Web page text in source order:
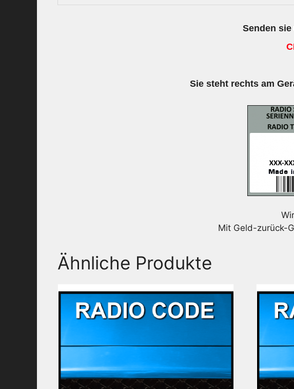
Senden
Sie steht rechts am
Mit Geld-zurück-
Ähnliche Produkte